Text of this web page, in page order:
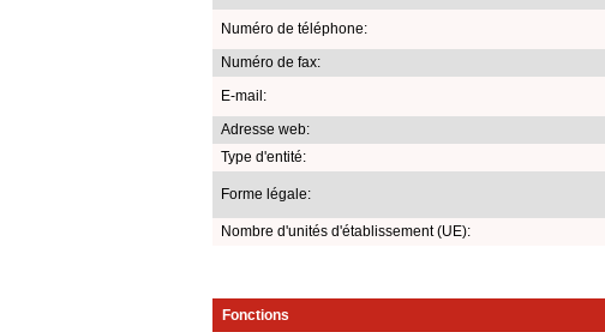
Numéro de téléphone:
Numéro de fax:
E-mail:
Adresse web:
Type d'entité:
Forme légale:
Nombre d'unités d'établissement (UE):
Fonctions